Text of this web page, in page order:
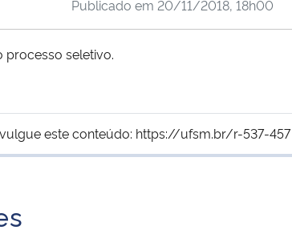
Publicado em 20/11/2018, 18h00
processo seletivo.
este conteúdo: https://ufsm.br/r-537-457